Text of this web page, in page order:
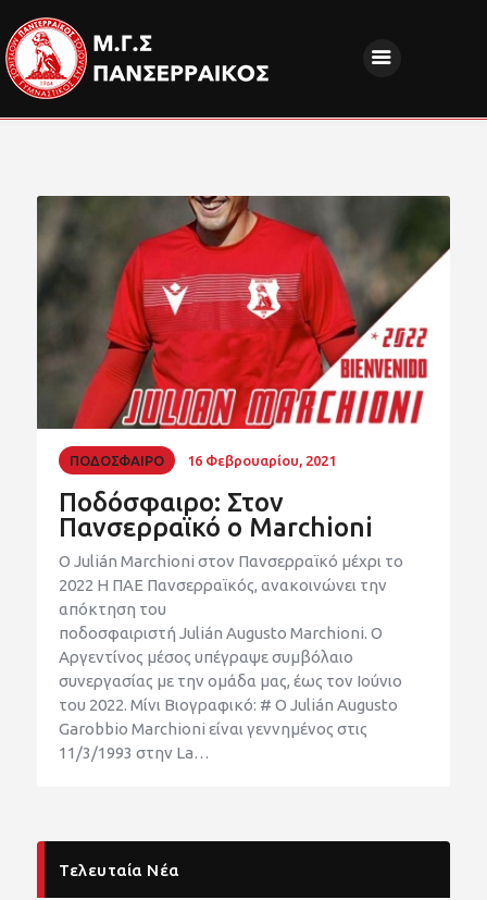
ΑΚΑΔΗΜΙΕΣ
ΦΙΛΑΘΛΟΙ
EUROPEAN PROGRAMS
ΚΟΙΝΩΝΙΚΗ ΕΥΘΥΝΗ
ΧΟΡΗΓΟΙ
FANZONE
ΠΟΔΟΣΦΑΙΡΟ 16 Φεβρουαρίου, 2021
Ποδόσφαιρο: Στον
Πανσερραϊκό ο Marchioni
Ο Julián Marchioni στον Πανσερραϊκό μέχρι το
2022 Η ΠΑΕ Πανσερραϊκός, ανακοινώνει την
απόκτηση του
ποδοσφαιριστή Julián Augusto Marchioni. Ο
Αργεντίνος μέσος υπέγραψε συμβόλαιο
συνεργασίας με την ομάδα μας, έως τον Ιούνιο
του 2022. Μίνι Βιογραφικό: # Ο Julián Augusto
Garobbio Marchioni είναι γεννημένος στις
11/3/1993 στην La…
Τελευταία Νέα